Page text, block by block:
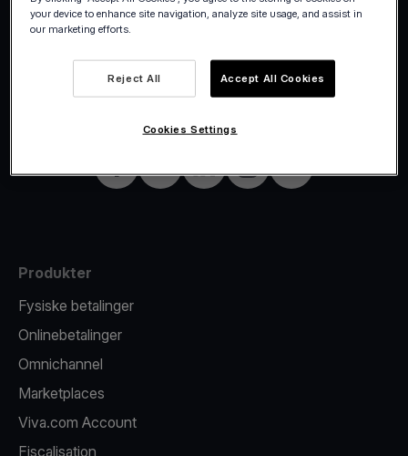
©2026 Viva.com
Alle rettigheder forbeholdes
Denmark
Danish
Produkter
Fysiske betalinger
Onlinebetalinger
Omnichannel
Marketplaces
Viva.com Account
Fiscalisation
your device to enhance site navigation, analyze site usage, and assist in
our marketing efforts.
Reject All Accept All Cookies
Cookies Settings